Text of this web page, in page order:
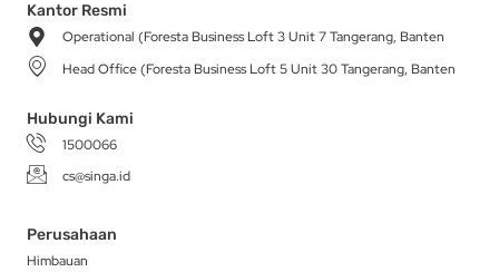
a
g
r
a
m
b
o
-
t
r
i
Kantor Resmi
Operational (Foresta Business Loft 3 Unit 7 Tangerang, Banten
Head Office (Foresta Business Loft 5 Unit 30 Tangerang, Banten
Hubungi Kami
1500066
cs@singa.id
Perusahaan
Himbauan